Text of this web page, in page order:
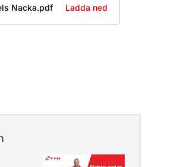
Nacka.pdf Ladda ned